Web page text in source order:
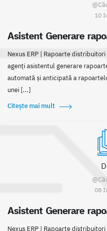
10
Asistent Generare
Nexus ERP | Rapoarte
agenți asistentul generare
automată și anticipată a
unei [...]
Citește mai mult
08
Asistent Generare
Nexus ERP | Rapoarte